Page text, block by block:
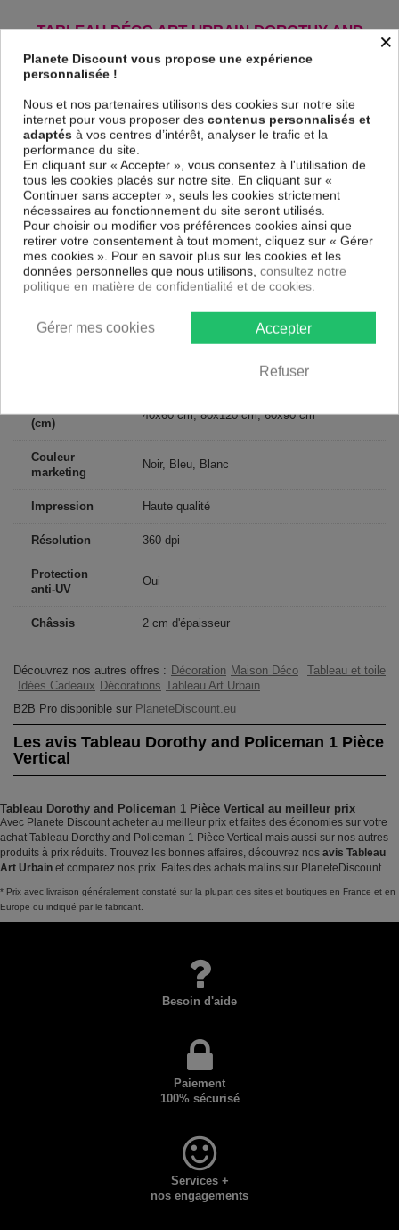
TABLEAU DÉCO ART URBAIN DOROTHY AND
Le Tableau Dorothy and Policeman (1 Part) Vertical
couleurs avec des détails parfaitement reproduits. Grâce à une
impression sur tous les cotés et une toile tendue sur un châssis fait de
matériaux respectueux de l'environnement, vous pourrez suspendre le
tableau immédiatement sans avoir à l'encadrer.
Le Tableau Art urbain Dorothy and Policeman (1 Part) Verticalest
résistant aux rayons UV, inodore et 100 % sûr, parfait même pour la
chambre à coucher et la chambre des enfants.
Notre large choix de tableaux tendances et modernes constituent un
moyen simple et pas cher de donner une nouvelle touche à vos
intérieurs, il y en a pour tous les goût.
Descriptif technique
(cm)
40x60 cm, 80x120 cm, 60x90 cm
Couleur
marketing
Noir, Bleu, Blanc
Impression Haute qualité
Résolution 360 dpi
Protection
anti-UV
Oui
Châssis 2 cm d'épaisseur
Découvrez nos autres offres : Décoration Maison Déco
Tableau et toile
Idées Cadeaux Décorations Tableau Art Urbain
B2B Pro disponible sur PlaneteDiscount.eu
Les avis Tableau Dorothy and Policeman 1 Pièce
Vertical
Tableau Dorothy and Policeman 1 Pièce Vertical au meilleur prix
Avec Planete Discount acheter au meilleur prix et faites des économies sur votre
achat Tableau Dorothy and Policeman 1 Pièce Vertical mais aussi sur nos autres
produits à prix réduits. Trouvez les bonnes affaires, découvrez nos avis Tableau
Art Urbain et comparez nos prix. Faites des achats malins sur PlaneteDiscount.
* Prix avec livraison généralement constaté sur la plupart des sites et boutiques en France et en
Europe ou indiqué par le fabricant.
Besoin d'aide
Paiement
100% sécurisé
Services +
nos engagements
×
Planete Discount vous propose une expérience
personnalisée !
Nous et nos partenaires utilisons des cookies sur notre site
internet pour vous proposer des contenus personnalisés et
adaptés à vos centres d’intérêt, analyser le trafic et la
performance du site.
En cliquant sur « Accepter », vous consentez à l'utilisation de
tous les cookies placés sur notre site. En cliquant sur «
Continuer sans accepter », seuls les cookies strictement
nécessaires au fonctionnement du site seront utilisés.
Pour choisir ou modifier vos préférences cookies ainsi que
retirer votre consentement à tout moment, cliquez sur « Gérer
mes cookies ». Pour en savoir plus sur les cookies et les
données personnelles que nous utilisons, consultez notre
politique en matière de confidentialité et de cookies.
Accepter
Refuser
Gérer mes cookies